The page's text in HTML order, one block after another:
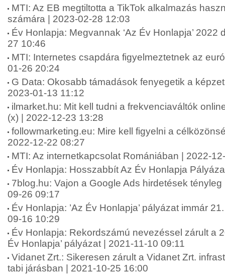
MTI: Az EB megtiltotta a TikTok alkalmazás
számára | 2023-02-28 12:03
Év Honlapja: Megvannak ‘Az Év Honlapja’ 2022
27 10:46
MTI: Internetes csapdára figyelmeztetnek az
01-26 20:24
G Data: Okosabb támadások fenyegetik a
2023-01-13 11:12
ilmarket.hu: Mit kell tudni a frekvenciaváltók
(x) | 2022-12-23 13:28
followmarketing.eu: Mire kell figyelni a
2022-12-22 08:27
MTI: Az internetkapcsolat Romániában | 2022-
Év Honlapja: Hosszabbít Az Év Honlapja
7blog.hu: Vajon a Google Ads hirdetések
09-26 09:17
Év Honlapja: ’Az Év Honlapja’ pályázat immár
09-16 10:29
Év Honlapja: Rekordszámú nevezéssel zárult a
Év Honlapja’ pályázat | 2021-11-10 09:11
Vidanet Zrt.: Sikeresen zárult a Vidanet Zrt.
tabi járásban | 2021-10-25 16:00